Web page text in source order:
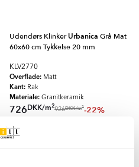
Udendørs KlinkerUrbanica Grå Mat
60x60 cm Tykkelse 20 mm
KLV2770
Overflade: Matt
Kant: Rak
Materiale: Granitkeramik
726DKK/m2
926DKK/m2-22%